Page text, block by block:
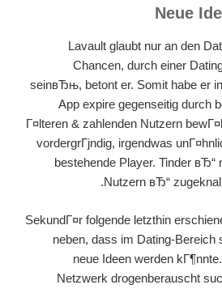
Neue
Lavault glaubt nur an den
Chancen, durch einer
seinвЂњ, betont er. Somit habe er
App expire gegenseitig durch
Г¤lteren & zahlenden Nutzern
vordergrГјndig, irgendwas
bestehende Player. Tinder вЂ“
Nutzern вЂ“
SekundГ¤r folgende letzthin
neben, dass im Dating-Bereich
neue Ideen werden
Netzwerk drogenberauscht